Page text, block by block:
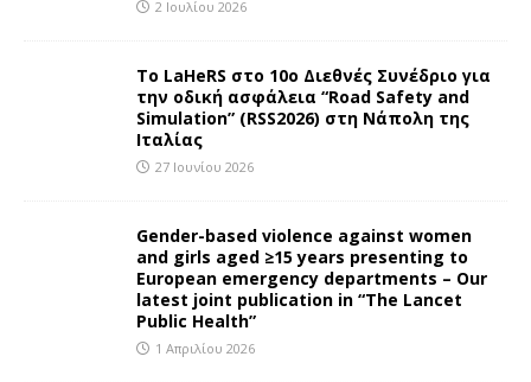
2 Ιουλίου 2026
To LaHeRS στο 10ο Διεθνές Συνέδριο για
την οδική ασφάλεια “Road Safety and
Simulation” (RSS2026) στη Νάπολη της
Ιταλίας
27 Ιουνίου 2026
Gender-based violence against women
and girls aged ≥15 years presenting to
European emergency departments – Our
latest joint publication in “The Lancet
Public Health”
1 Απριλίου 2026